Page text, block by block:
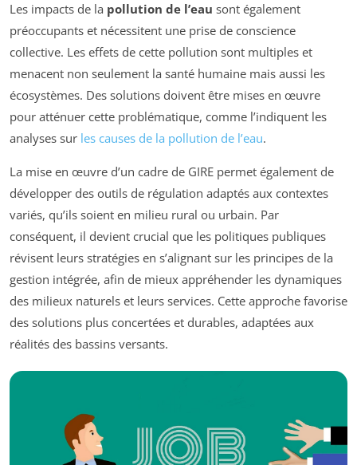
Les impacts de la pollution de l’eau sont également
préoccupants et nécessitent une prise de conscience
collective. Les effets de cette pollution sont multiples et
menacent non seulement la santé humaine mais aussi les
écosystèmes. Des solutions doivent être mises en œuvre
pour atténuer cette problématique, comme l’indiquent les
analyses sur les causes de la pollution de l’eau.
La mise en œuvre d’un cadre de GIRE permet également de
développer des outils de régulation adaptés aux contextes
variés, qu’ils soient en milieu rural ou urbain. Par
conséquent, il devient crucial que les politiques publiques
révisent leurs stratégies en s’alignant sur les principes de la
gestion intégrée, afin de mieux appréhender les dynamiques
des milieux naturels et leurs services. Cette approche favorise
des solutions plus concertées et durables, adaptées aux
réalités des bassins versants.